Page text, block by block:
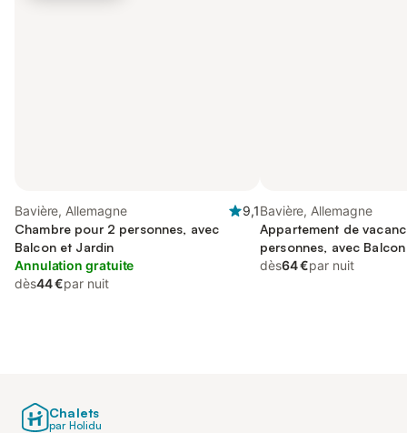
Bavière, Allemagne
9,1
Chambre pour 2 personnes, avec
Balcon et Jardin
Annulation gratuite
dès44 €par nuit
Bavière, Allemagne
Appartement de
personnes, avec
Balcon/Terrasse et
dès64 €par nuit
Chalets
par Holidu